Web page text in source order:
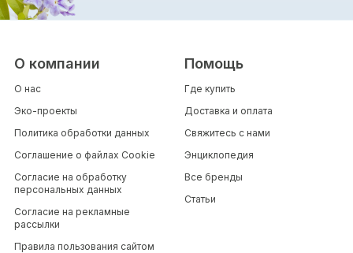
О компании
О нас
Эко-проекты
Политика обработки данных
Соглашение о файлах Cookie
Согласие на обработку
персональных данных
Согласие на рекламные
рассылки
Правила пользования сайтом
Помощь
Где купить
Доставка и оплата
Свяжитесь с нами
Энциклопедия
Все бренды
Статьи